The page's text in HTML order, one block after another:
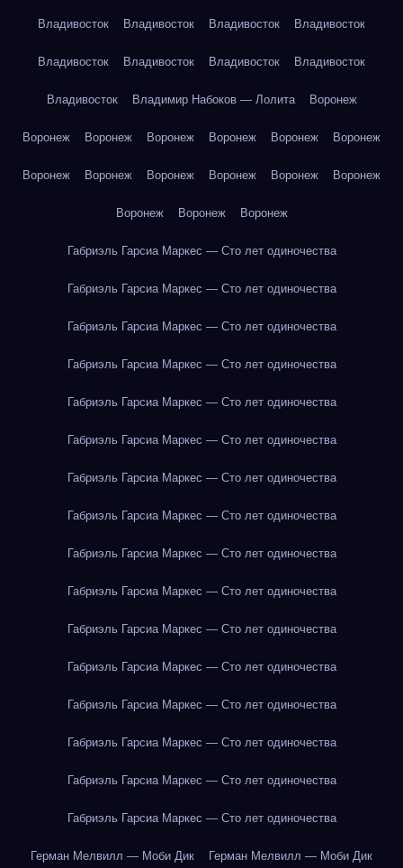
Владивосток Владивосток Владивосток Владивосток
Владивосток Владивосток Владивосток Владивосток
Владивосток Владимир Набоков — Лолита Воронеж
Воронеж Воронеж Воронеж Воронеж Воронеж Воронеж
Воронеж Воронеж Воронеж Воронеж Воронеж Воронеж
Воронеж Воронеж Воронеж
Габриэль Гарсиа Маркес — Сто лет одиночества
Габриэль Гарсиа Маркес — Сто лет одиночества
Габриэль Гарсиа Маркес — Сто лет одиночества
Габриэль Гарсиа Маркес — Сто лет одиночества
Габриэль Гарсиа Маркес — Сто лет одиночества
Габриэль Гарсиа Маркес — Сто лет одиночества
Габриэль Гарсиа Маркес — Сто лет одиночества
Габриэль Гарсиа Маркес — Сто лет одиночества
Габриэль Гарсиа Маркес — Сто лет одиночества
Габриэль Гарсиа Маркес — Сто лет одиночества
Габриэль Гарсиа Маркес — Сто лет одиночества
Габриэль Гарсиа Маркес — Сто лет одиночества
Габриэль Гарсиа Маркес — Сто лет одиночества
Габриэль Гарсиа Маркес — Сто лет одиночества
Габриэль Гарсиа Маркес — Сто лет одиночества
Габриэль Гарсиа Маркес — Сто лет одиночества
Герман Мелвилл — Моби Дик Герман Мелвилл — Моби Дик